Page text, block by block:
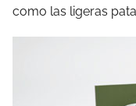
como las ligeras